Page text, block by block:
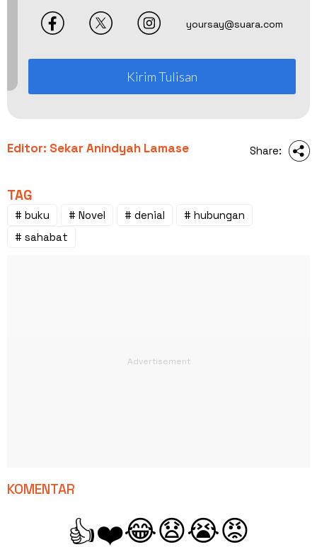
yoursay@suara.com
Kirim Tulisan
Editor: Sekar Anindyah Lamase Share:
TAG
# buku # Novel # denial
# hubungan
# sahabat
KOMENTAR
👍❤️😂😧😭😡